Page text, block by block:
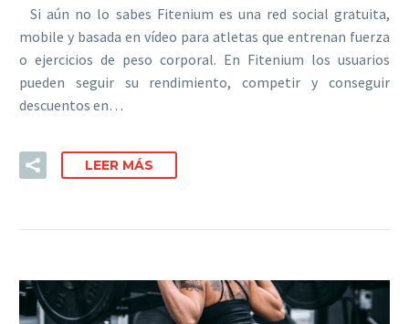
Si aún no lo sabes Fitenium es una red social gratuita,
mobile y basada en vídeo para atletas que entrenan fuerza
o ejercicios de peso corporal. En Fitenium los usuarios
pueden seguir su rendimiento, competir y conseguir
descuentos en…
LEER MÁS